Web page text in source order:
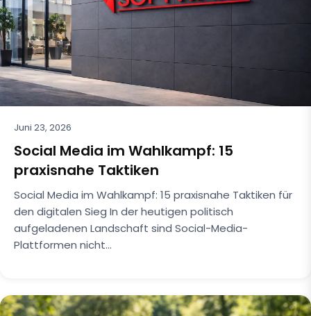
Juni 23, 2026
Social Media im Wahlkampf: 15
praxisnahe Taktiken
Social Media im Wahlkampf: 15 praxisnahe Taktiken für
den digitalen Sieg In der heutigen politisch
aufgeladenen Landschaft sind Social-Media-
Plattformen nicht…